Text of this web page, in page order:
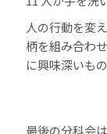
人の行動を変
柄を組み合わ
に興味深いも